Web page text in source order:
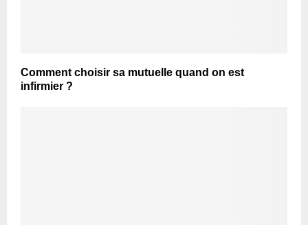
Comment choisir sa mutuelle quand on est
infirmier ?